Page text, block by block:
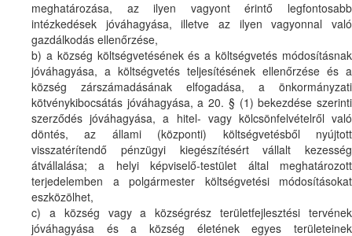
meghatározása, az ilyen vagyont érintő legfontosabb
intézkedések jóváhagyása, illetve az ilyen vagyonnal való
gazdálkodás ellenőrzése,
b) a község költségvetésének és a költségvetés módosításnak
jóváhagyása, a költségvetés teljesítésének ellenőrzése és a
község zárszámadásának elfogadása, a önkormányzati
kötvénykibocsátás jóváhagyása, a 20. § (1) bekezdése szerinti
szerződés jóváhagyása, a hitel- vagy kölcsönfelvételről való
döntés, az állami (központi) költségvetésből nyújtott
visszatérítendő pénzügyi kiegészítésért vállalt kezesség
átvállalása; a helyi képviselő-testület által meghatározott
terjedelemben a polgármester költségvetési módosításokat
eszközölhet,
c) a község vagy a községrész területfejlesztési tervének
jóváhagyása és a község életének egyes területeinek